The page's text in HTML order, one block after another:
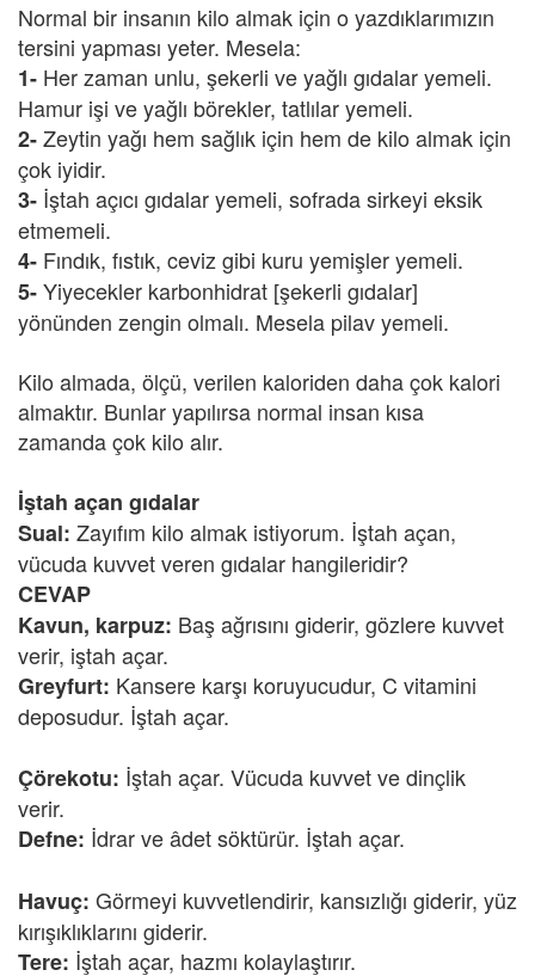
Normal bir insanın kilo almak için o yazdıklarımızın
tersini yapması yeter. Mesela:
1- Her zaman unlu, şekerli ve yağlı gıdalar yemeli.
Hamur işi ve yağlı börekler, tatlılar yemeli.
2-Zeytin yağı hem sağlık için hem de kilo almak için
çok iyidir.
3- İştah açıcı gıdalar yemeli, sofrada sirkeyi eksik
etmemeli.
4- Fındık, fıstık, ceviz gibi kuru yemişler yemeli.
5-Yiyecekler karbonhidrat [şekerli gıdalar]
yönünden zengin olmalı. Mesela pilav yemeli.
Kilo almada, ölçü, verilen kaloriden daha çok kalori
almaktır. Bunlar yapılırsa normal insan kısa
zamanda çok kilo alır.
İştah açan gıdalar
Sual: Zayıfım kilo almak istiyorum. İştah açan,
vücuda kuvvet veren gıdalar hangileridir?
CEVAP
Kavun, karpuz: Baş ağrısını giderir, gözlere kuvvet
verir, iştah açar.
Greyfurt: Kansere karşı koruyucudur, C vitamini
deposudur. İştah açar.
Çörekotu: İştah açar. Vücuda kuvvet ve dinçlik
verir.
Defne: İdrar ve âdet söktürür. İştah açar.
Havuç: Görmeyi kuvvetlendirir, kansızlığı giderir, yüz
kırışıklıklarını giderir.
Tere: İştah açar, hazmı kolaylaştırır.